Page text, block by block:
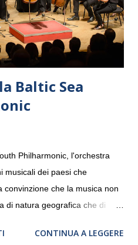
Baltic Sea
Philharmonic, l'orchestra
musicali dei paesi che
convinzione che la musica non
di natura geografica che di
in Germania, e toccherà, in
CONTINUA A LEGGERE